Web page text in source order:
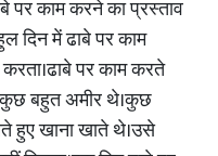
पर काम करने का प्रस्ताव
दिन में ढाबे पर काम
पर काम करते
बहुत अमीर थे।कुछ
हुए खाना खाते थे।उसे